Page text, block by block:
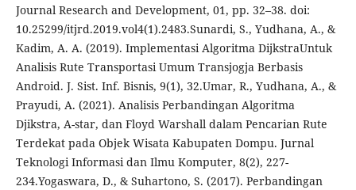
Journal Research and Development, 01, pp. 32–38. doi:
10.25299/itjrd.2019.vol4(1).2483.Sunardi, S., Yudhana, A., &
Kadim, A. A. (2019). Implementasi Algoritma DijkstraUntuk
Analisis Rute Transportasi Umum Transjogja Berbasis
Android. J. Sist. Inf. Bisnis, 9(1), 32.Umar, R., Yudhana, A., &
Prayudi, A. (2021). Analisis Perbandingan Algoritma
Djikstra, A-star, dan Floyd Warshall dalam Pencarian Rute
Terdekat pada Objek Wisata Kabupaten Dompu. Jurnal
Teknologi Informasi dan Ilmu Komputer, 8(2), 227-
234.Yogaswara, D., & Suhartono, S. (2017). Perbandingan